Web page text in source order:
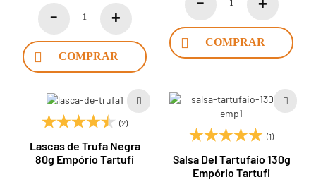
COMPRAR
COMPRAR
(2)
Lascas de Trufa Negra
80g Empório Tartufi
(1)
Salsa Del Tartufaio 130g
Empório Tartufi